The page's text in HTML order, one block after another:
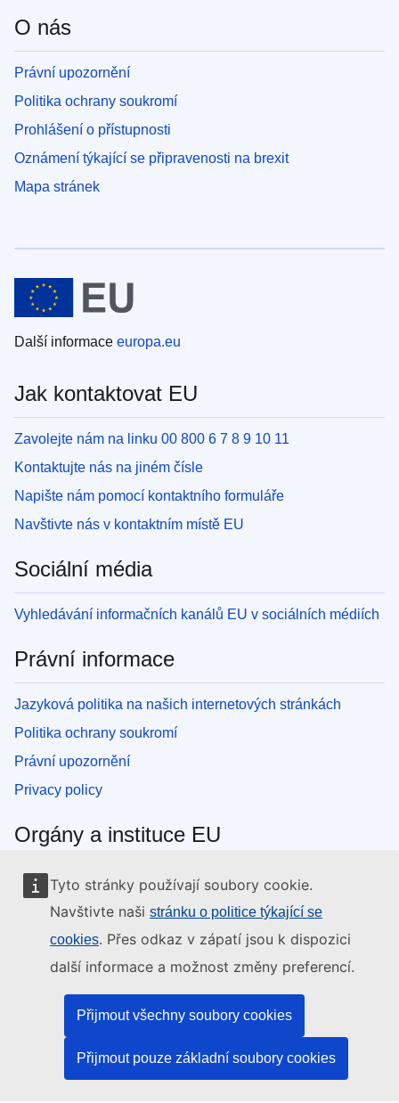
Tyto stránky používají soubory cookie.
Navštivte naši stránku o politice týkající se
cookies. Přes odkaz v zápatí jsou k dispozici
další informace a možnost změny preferencí.
Přijmout všechny soubory cookies
Přijmout pouze základní soubory cookies
O nás
Právní upozornění
Politika ochrany soukromí
Prohlášení o přístupnosti
Oznámení týkající se připravenosti na brexit
Mapa stránek
Další informace europa.eu
Jak kontaktovat EU
Zavolejte nám na linku 00 800 6 7 8 9 10 11
Kontaktujte nás na jiném čísle
Napište nám pomocí kontaktního formuláře
Navštivte nás v kontaktním místě EU
Sociální média
Vyhledávání informačních kanálů EU v sociálních médiích
Právní informace
Jazyková politika na našich internetových stránkách
Politika ochrany soukromí
Právní upozornění
Privacy policy
Orgány a instituce EU
Vyhledávání orgánů a institucí EU